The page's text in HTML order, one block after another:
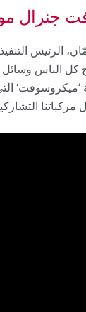
جنرال
الرئيس
كل الناس